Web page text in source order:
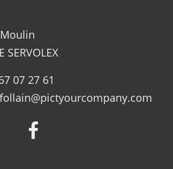
SERVOLEX
07 27 61
Instagram